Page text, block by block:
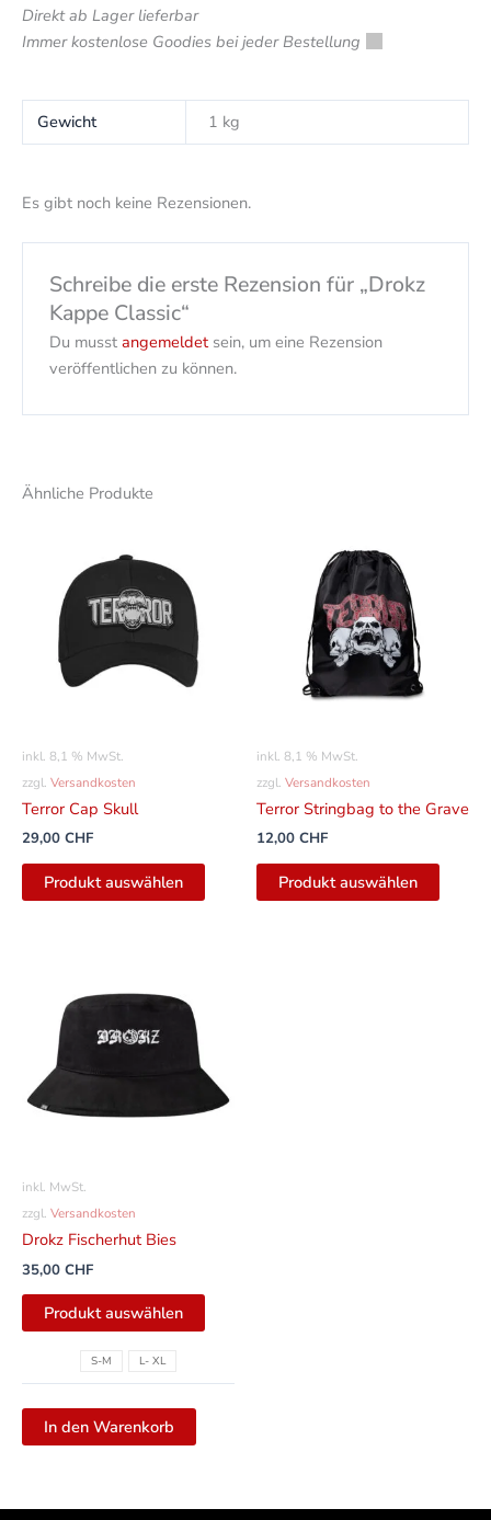
Direkt ab Lager lieferbar
Immer kostenlose Goodies bei jeder Bestellung
Gewicht 1 kg
Es gibt noch keine Rezensionen.
Schreibe die erste Rezension für „Drokz
Kappe Classic“
Du musstangemeldetsein, um eine Rezension
veröffentlichen zu können.
Ähnliche Produkte
inkl. 8,1 % MwSt.
zzgl. Versandkosten
Terror Cap Skull
29,00 CHF
Produkt auswählen
inkl. 8,1 % MwSt.
zzgl. Versandkosten
Terror Stringbag to the Grave
12,00 CHF
Produkt auswählen
inkl. MwSt.
zzgl. Versandkosten
Drokz Fischerhut Bies
35,00 CHF
Produkt auswählen
Varianten
auf.
Die
werden
S-M L- XL
In den Warenkorb